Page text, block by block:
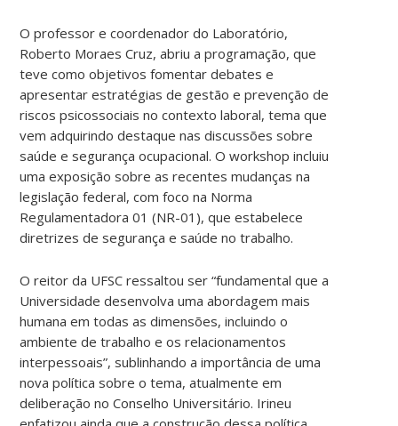
O professor e coordenador do Laboratório,
Roberto Moraes Cruz, abriu a programação, que
teve como objetivos fomentar debates e
apresentar estratégias de gestão e prevenção de
riscos psicossociais no contexto laboral, tema que
vem adquirindo destaque nas discussões sobre
saúde e segurança ocupacional. O workshop incluiu
uma exposição sobre as recentes mudanças na
legislação federal, com foco na Norma
Regulamentadora 01 (NR-01), que estabelece
diretrizes de segurança e saúde no trabalho.
O reitor da UFSC ressaltou ser “fundamental que a
Universidade desenvolva uma abordagem mais
humana em todas as dimensões, incluindo o
ambiente de trabalho e os relacionamentos
interpessoais”, sublinhando a importância de uma
nova política sobre o tema, atualmente em
deliberação no Conselho Universitário. Irineu